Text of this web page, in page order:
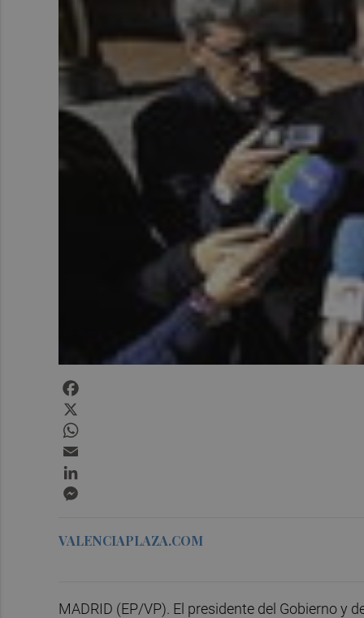
VALENCIAPLAZA.COM
MADRID (EP/VP). El presidente del Gobierno y